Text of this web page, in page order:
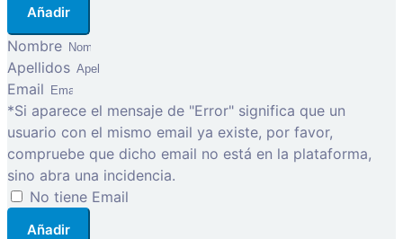
Añadir
Nombre
Apellidos
Email
*Si aparece el mensaje de "Error" significa que un
usuario con el mismo email ya existe, por favor,
compruebe que dicho email no está en la plataforma,
sino abra una incidencia.
No tiene Email
Añadir